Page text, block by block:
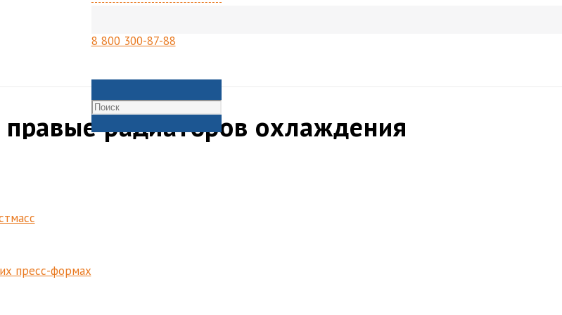
пресс-формах
8 800 300-87-88
радиаторов охлаждения